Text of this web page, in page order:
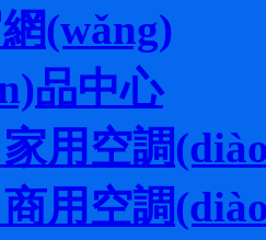
(wǎng)
品中心
用空調
用空調